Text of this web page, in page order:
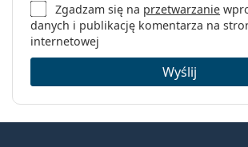
Zgadzam się na przetwarzanie
danych i publikację komentarza na
internetowej
Wyślij